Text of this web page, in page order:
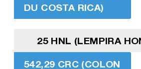
DU COSTA RICA)
25 HNL (LEMPIRA
542,29 CRC (COLON